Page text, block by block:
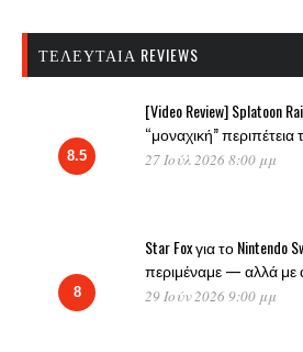
ΤΕΛΕΥΤΑΊΑ REVIEWS
8.5
[Video Review] Splatoon
“μοναχική” περιπέτεια
27 Ιούλ 2026 8:00 μμ
8
Star Fox για το
περιμέναμε — αλλά με
29 Ιούν 2026 9:00 μμ